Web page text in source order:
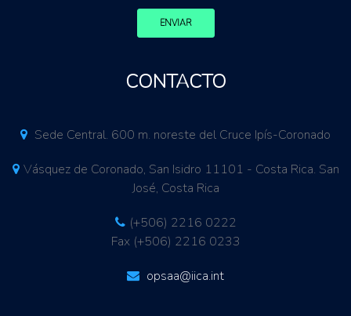
ENVIAR
CONTACTO
Sede Central. 600 m. noreste del Cruce Ipís-Coronado
Vásquez de Coronado, San Isidro 11101 - Costa Rica. San
José, Costa Rica
(+506) 2216 0222
Fax (+506) 2216 0233
opsaa@iica.int